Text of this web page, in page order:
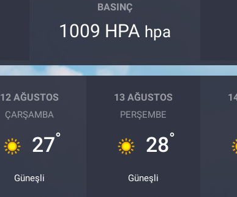
BASINÇ
1009 HPA hpa
12 AĞUSTOS
ÇARŞAMBA
27°
Güneşli
13 AĞUSTOS
PERŞEMBE
28°
Güneşli